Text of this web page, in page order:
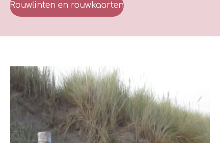
Rouwlinten en rouwkaarten